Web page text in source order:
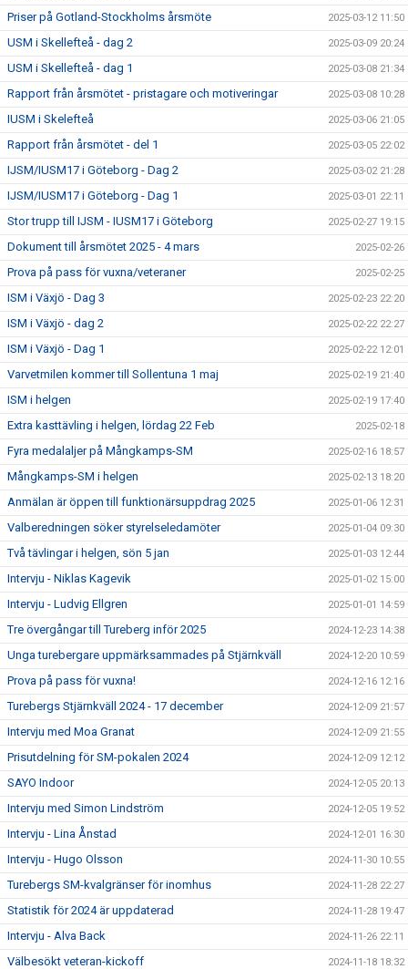
Priser på Gotland-Stockholms årsmöte 2025-03-12 11:50
USM i Skellefteå - dag 2 2025-03-09 20:24
USM i Skellefteå - dag 1 2025-03-08 21:34
Rapport från årsmötet - pristagare och motiveringar 2025-03-08 10:28
IUSM i Skelefteå 2025-03-06 21:05
Rapport från årsmötet - del 1 2025-03-05 22:02
IJSM/IUSM17 i Göteborg - Dag 2 2025-03-02 21:28
IJSM/IUSM17 i Göteborg - Dag 1 2025-03-01 22:11
Stor trupp till IJSM - IUSM17 i Göteborg 2025-02-27 19:15
Dokument till årsmötet 2025 - 4 mars 2025-02-26
Prova på pass för vuxna/veteraner 2025-02-25
ISM i Växjö - Dag 3 2025-02-23 22:20
ISM i Växjö - dag 2 2025-02-22 22:27
ISM i Växjö - Dag 1 2025-02-22 12:01
Varvetmilen kommer till Sollentuna 1 maj 2025-02-19 21:40
ISM i helgen 2025-02-19 17:40
Extra kasttävling i helgen, lördag 22 Feb 2025-02-18
Fyra medalaljer på Mångkamps-SM 2025-02-16 18:57
Mångkamps-SM i helgen 2025-02-13 18:20
Anmälan är öppen till funktionärsuppdrag 2025 2025-01-06 12:31
Valberedningen söker styrelseledamöter 2025-01-04 09:30
Två tävlingar i helgen, sön 5 jan 2025-01-03 12:44
Intervju - Niklas Kagevik 2025-01-02 15:00
Intervju - Ludvig Ellgren 2025-01-01 14:59
Tre övergångar till Tureberg inför 2025 2024-12-23 14:38
Unga turebergare uppmärksammades på Stjärnkväll 2024-12-20 10:59
Prova på pass för vuxna! 2024-12-16 12:16
Turebergs Stjärnkväll 2024 - 17 december 2024-12-09 21:57
Intervju med Moa Granat 2024-12-09 21:55
Prisutdelning för SM-pokalen 2024 2024-12-09 12:12
SAYO Indoor 2024-12-05 20:13
Intervju med Simon Lindström 2024-12-05 19:52
Intervju - Lina Ånstad 2024-12-01 16:30
Intervju - Hugo Olsson 2024-11-30 10:55
Turebergs SM-kvalgränser för inomhus 2024-11-28 22:27
Statistik för 2024 är uppdaterad 2024-11-28 19:47
Intervju - Alva Back 2024-11-26 22:11
Välbesökt veteran-kickoff 2024-11-18 18:32